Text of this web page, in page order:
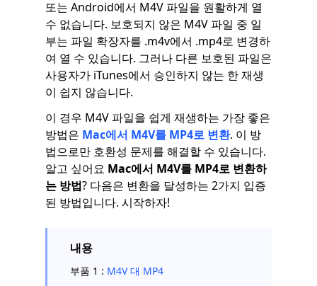
또는 Android에서 M4V 파일을 원활하게 열
수 없습니다. 보호되지 않은 M4V 파일 중 일
부는 파일 확장자를 .m4v에서 .mp4로 변경하
여 열 수 있습니다. 그러나 다른 보호된 파일은
사용자가 iTunes에서 승인하지 않는 한 재생
이 쉽지 않습니다.
이 경우 M4V 파일을 쉽게 재생하는 가장 좋은
방법은 Mac에서 M4V를 MP4로 변환. 이 방
법으로만 호환성 문제를 해결할 수 있습니다.
알고 싶어요 Mac에서 M4V를 MP4로 변환하
는 방법? 다음은 변환을 달성하는 2가지 입증
된 방법입니다. 시작하자!
내용
부품 1 : M4V 대 MP4